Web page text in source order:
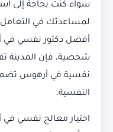
سواء كنت بحاجة إلى
لمساعدتك في
أفضل دكتور نفسي في
شخصية، فإن المدينة
نفسية في أرهوس تضم
النفسية.
اختيار معالج نفسي